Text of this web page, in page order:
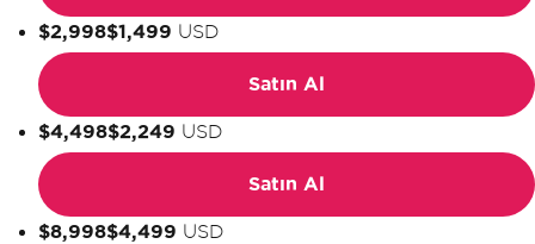
$2,998$1,499 USD
Satın Al
$4,498$2,249 USD
Satın Al
$8,998$4,499 USD